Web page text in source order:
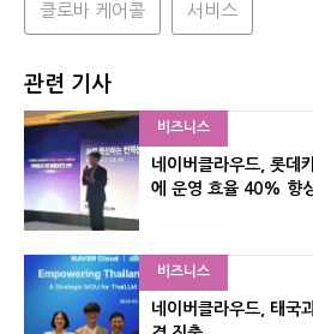
클로바 케어콜 서비스
관련 기사
비즈니스
네이버클라우드, 롯데
에 운영 효율 40% 향
비즈니스
네이버클라우드, 태국